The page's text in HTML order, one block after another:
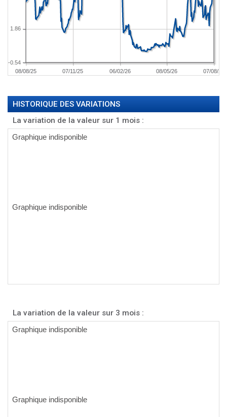
08/08/25 07/11/25 06/02/26 08/05/26 07/08/26
-0.54
1.86
HISTORIQUE DES VARIATIONS
La variation de la valeur sur 1 mois :
La variation de la valeur sur 3 mois :